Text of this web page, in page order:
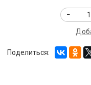
Поделиться: